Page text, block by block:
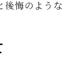
後悔のような